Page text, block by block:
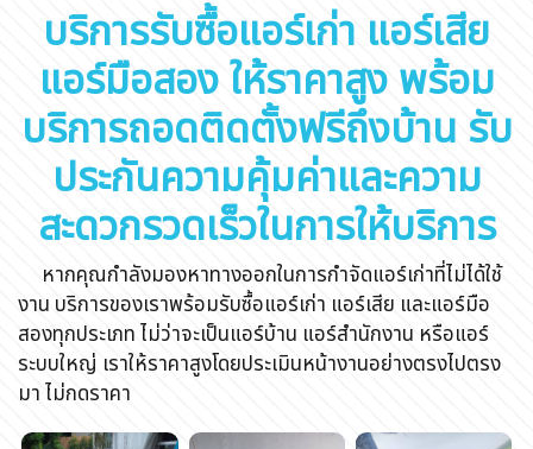
บริการรับซื้อแอร์เก่า แอร์เสีย
แอร์มือสอง ให้ราคาสูง พร้อม
บริการถอดติดตั้งฟรีถึงบ้าน รับ
ประกันความคุ้มค่าและความ
สะดวกรวดเร็วในการให้บริการ
หากคุณกำลังมองหาทางออกในการกำจัดแอร์เก่าที่ไม่ได้ใช้
งาน บริการของเราพร้อมรับซื้อแอร์เก่า แอร์เสีย และแอร์มือ
สองทุกประเภท ไม่ว่าจะเป็นแอร์บ้าน แอร์สำนักงาน หรือแอร์
ระบบใหญ่ เราให้ราคาสูงโดยประเมินหน้างานอย่างตรงไปตรง
มา ไม่กดราคา